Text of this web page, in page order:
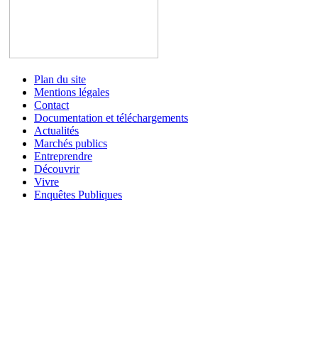
Plan du site
Mentions légales
Contact
Documentation et téléchargements
Actualités
Marchés publics
Entreprendre
Découvrir
Vivre
Enquêtes Publiques